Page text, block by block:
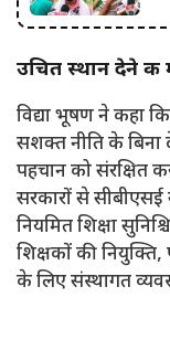
उचित स्थान देने
विद्या भूषण ने कहा
सशक्त नीति के बिना
पहचान को संरक्षित
सरकारों से सीबीएसई
नियमित शिक्षा
शिक्षकों की
के लिए संस्थागत